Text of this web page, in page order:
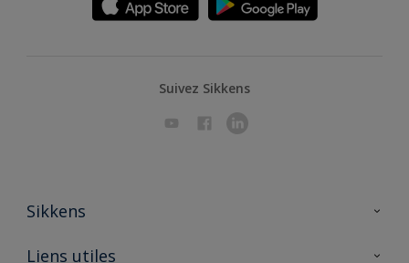
Suivez Sikkens
Sikkens
A propos de Sikkens
Liens utiles